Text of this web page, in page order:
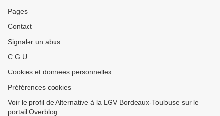
Pages
Contact
Signaler un abus
C.G.U.
Cookies et données personnelles
Préférences cookies
Voir le profil de Alternative à la LGV Bordeaux-Toulouse sur le
portail Overblog